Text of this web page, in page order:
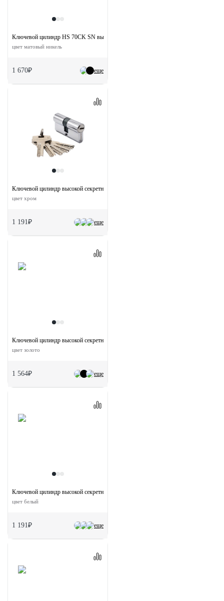
еще
Ключевой цилиндр HS 70CK SN высокой секретности с заверткой (70мм)
цвет матовый никель
1 670₽
еще
Ключевой цилиндр высокой секретности HS 60C PC (60мм)
цвет хром
1 191₽
еще
Ключевой цилиндр высокой секретности HS 60CK PG с заверткой (60мм)
цвет золото
1 564₽
еще
Ключевой цилиндр высокой секретности HS 60C W (60мм)
цвет белый
1 191₽